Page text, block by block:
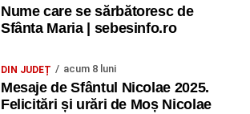
Nume care se sărbătoresc de
Sfânta Maria | sebesinfo.ro
DIN JUDEȚ acum 8 luni
Mesaje de Sfântul Nicolae 2025.
Felicitări și urări de Moș Nicolae